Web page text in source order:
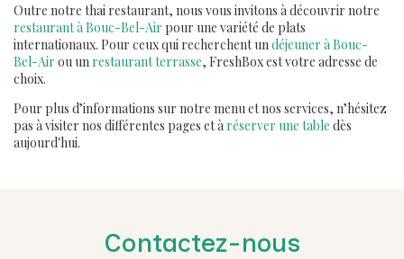
Outre notre thai restaurant, nous vous invitons à découvrir notre
restaurant à Bouc-Bel-Air pour une variété de plats
internationaux. Pour ceux qui recherchent undéjeuner à Bouc-
Bel-Air ou un restaurant terrasse, FreshBox est votre adresse de
choix.
Pour plus d’informations sur notre menu et nos services, n’hésitez
pas à visiter nos différentes pages et à réserver une table dès
aujourd'hui.
Contactez-nous